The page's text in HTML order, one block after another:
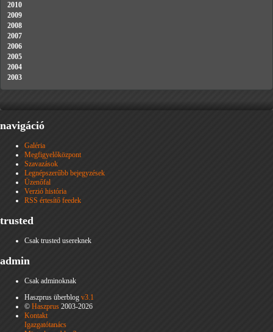
2010
2009
2008
2007
2006
2005
2004
2003
navigáció
Galéria
Megfigyelőközpont
Szavazások
Legnépszerűbb bejegyzések
Üzenőfal
Verzió história
RSS értesítő feedek
trusted
Csak trusted usereknek
admin
Csak adminoknak
Haszprus überblog v3.1
© Haszprus 2003-2026
Kontakt
Igazgatótanács